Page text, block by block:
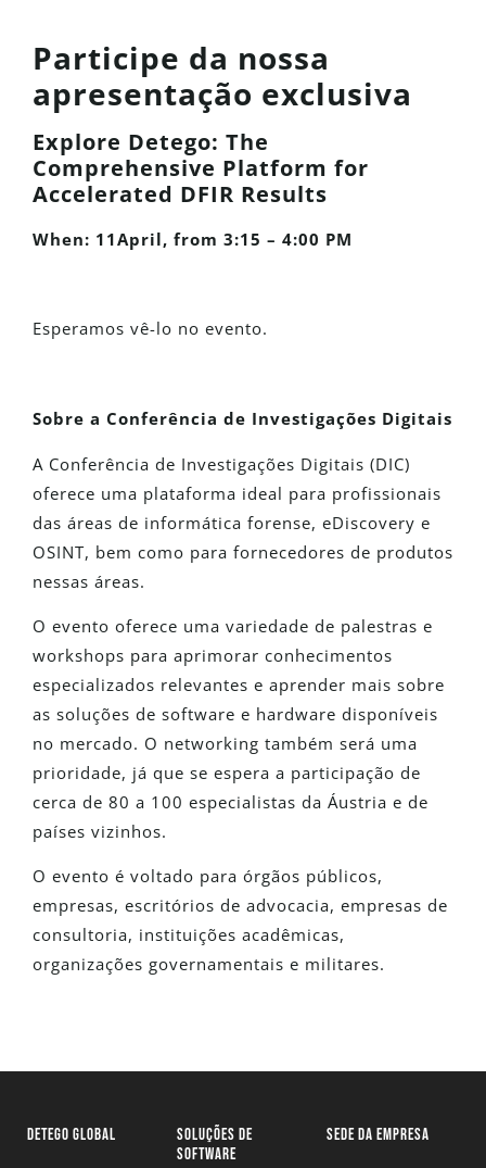
Participe da nossa
apresentação exclusiva
Explore Detego: The
Comprehensive Platform for
Accelerated DFIR Results
When: 11April, from 3:15 – 4:00 PM
Esperamos vê-lo no evento.
Sobre a Conferência de Investigações Digitais
A Conferência de Investigações Digitais (DIC)
oferece uma plataforma ideal para profissionais
das áreas de informática forense, eDiscovery e
OSINT, bem como para fornecedores de produtos
nessas áreas.
O evento oferece uma variedade de palestras e
workshops para aprimorar conhecimentos
especializados relevantes e aprender mais sobre
as soluções de software e hardware disponíveis
no mercado. O networking também será uma
prioridade, já que se espera a participação de
cerca de 80 a 100 especialistas da Áustria e de
países vizinhos.
O evento é voltado para órgãos públicos,
empresas, escritórios de advocacia, empresas de
consultoria, instituições acadêmicas,
organizações governamentais e militares.
DETEGO GLOBAL
SOLUÇÕES DE
SOFTWARE
SEDE DA EMPRESA